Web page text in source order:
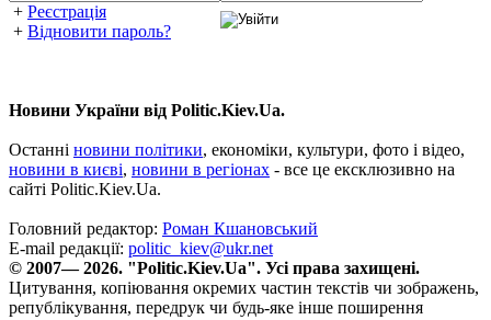
+ Реєстрація
+ Відновити пароль?
Новини України від Politic.Kiev.Ua.
Останні новини політики, економіки, культури, фото і відео,
новини в києві, новини в регіонах - все це ексклюзивно на
сайті Politic.Kiev.Ua.
Головний редактор: Роман Кшановський
E-mail редакції: politic_kiev@ukr.net
© 2007— 2026. "Politic.Kiev.Ua". Усі права захищені.
Цитування, копіювання окремих частин текстів чи зображень,
републікування, передрук чи будь-яке інше поширення